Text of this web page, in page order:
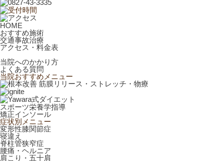
HOME
おすすめ施術
交通事故治療
アクセス・料金表
当院へのかかり方
よくある質問
当院おすすめメニュー
スポーツ栄養学指導
矯正インソール
症状別メニュー
変形性膝関節症
寝違え
脊柱管狭窄症
腰痛・ヘルニア
肩こり・五十肩